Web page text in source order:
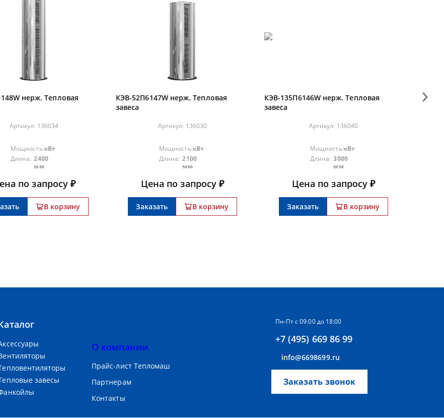
нерж. Тепловая
Артикул: 136034
Мощность:кВт
Длина: 2400
мм
по запросу ₽
В корзину
КЭВ-52П6147W нерж. Тепловая
завеса
Артикул: 136030
Мощность:кВт
Длина: 2100
мм
Цена по запросу ₽
Заказать В корзину
КЭВ-135П6146W нерж. Тепловая
завеса
Артикул: 136040
Мощность:кВт
Длина: 3000
мм
Цена по запросу ₽
Заказать В корзину
КЭВ-
›
завесы
О компании
Прайс-лист Тепломаш
Партнерам
Контакты
Пн-Пт с 09:00 до 18:00
+7 (495) 669 86 99
info@6698699.ru
Заказать звонок